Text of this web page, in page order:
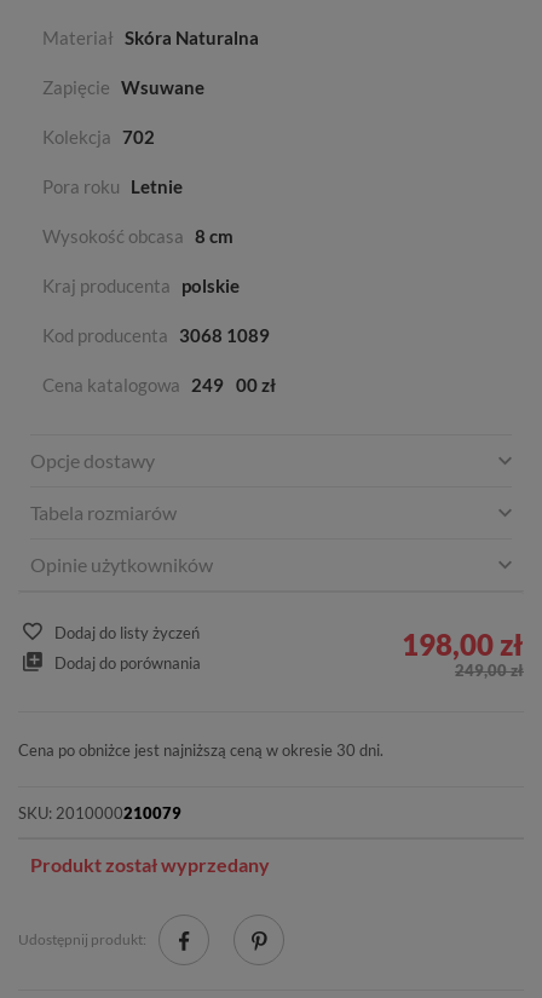
Materiał Skóra Naturalna
Zapięcie Wsuwane
Kolekcja 702
Pora roku Letnie
Wysokość obcasa 8 cm
Kraj producenta polskie
Kod producenta 3068 1089
Cena katalogowa 249 00 zł
Opcje dostawy
Tabela rozmiarów
Opinie użytkowników
Dodaj do listy życzeń
Dodaj do porównania
198,00 zł
249,00 zł
Cena po obniżce jest najniższą ceną w okresie 30 dni.
SKU: 2010000210079
Produkt został wyprzedany
Udostępnij produkt: